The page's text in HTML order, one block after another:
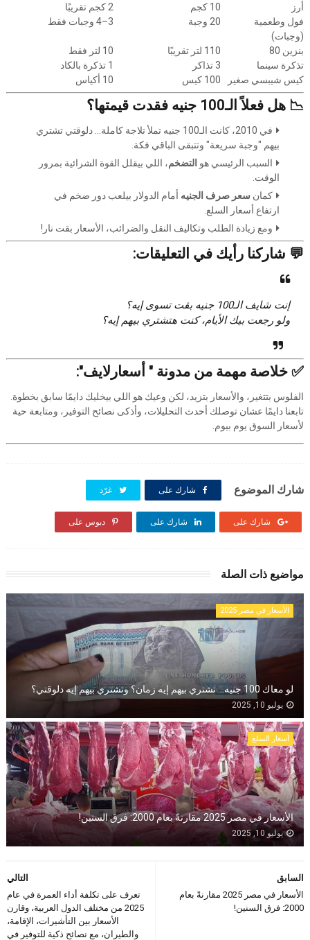
أرز
10 كجم
2 كجم تقريبًا
فول وطعمية
(وجبات)
20 وجبة 3–4 وجبات فقط
بنزين 80 110 لتر تقريبًا
10 لتر فقط
تذكرة سينما
3 تذاكر
1 تذكرة بالكاد
كيس شيبسي صغير
100 كيس 10 أكياس
📉 هل فعلاً الـ100 جنيه فقدت قيمتها؟
في 2010، كانت الـ100 جنيه تملأ تلاجة كاملة… دلوقتي تشتري
بيهم "وجبة سريعة" وتتبقى الباقي فكة.
السبب الرئيسي هو التضخم، اللي بيقلل القوة الشرائية بمرور
الوقت.
كمان سعر صرف الجنيه أمام الدولار بيلعب دور ضخم في
ارتفاع أسعار السلع.
ومع زيادة الطلب وتكاليف النقل والضرائب، الأسعار بقت نار!
💬 شاركنا رأيك في التعليقات:
إنت شايف الـ100 جنيه بقت تسوى إيه؟
ولو رجعت بيك الأيام، كنت هتشتري بيهم إيه؟
✅ خلاصة مهمة من مدونة " أسعارلايف":
الفلوس بتتغير، والأسعار بتزيد، لكن وعيك هو اللي بيخليك دايمًا سابق بخطوة.
تابعنا دايمًا عشان توصلك أحدث التحليلات، وأذكى نصائح التوفير، ومتابعة حية
لأسعار السوق يوم بيوم.
شارك الموضوع شارك على غرّد
شارك على شارك على دبوس على
مواضيع ذات الصلة
الأسعار في مصر 2025
لو معاك 100 جنيه... تشتري بيهم إيه زمان؟ وتشتري بيهم إيه دلوقتي؟
يوليو 10, 2025
أسعار السلع
الأسعار في مصر 2025 مقارنةً بعام 2000: فرق السنين!
يوليو 10, 2025
التالي
تعرف على تكلفة أداء العمرة في عام
2025 من مختلف الدول العربية، وقارن
الأسعار بين التأشيرات، الإقامة،
والطيران، مع نصائح ذكية للتوفير في
السابق
الأسعار في مصر 2025 مقارنةً بعام
2000: فرق السنين!